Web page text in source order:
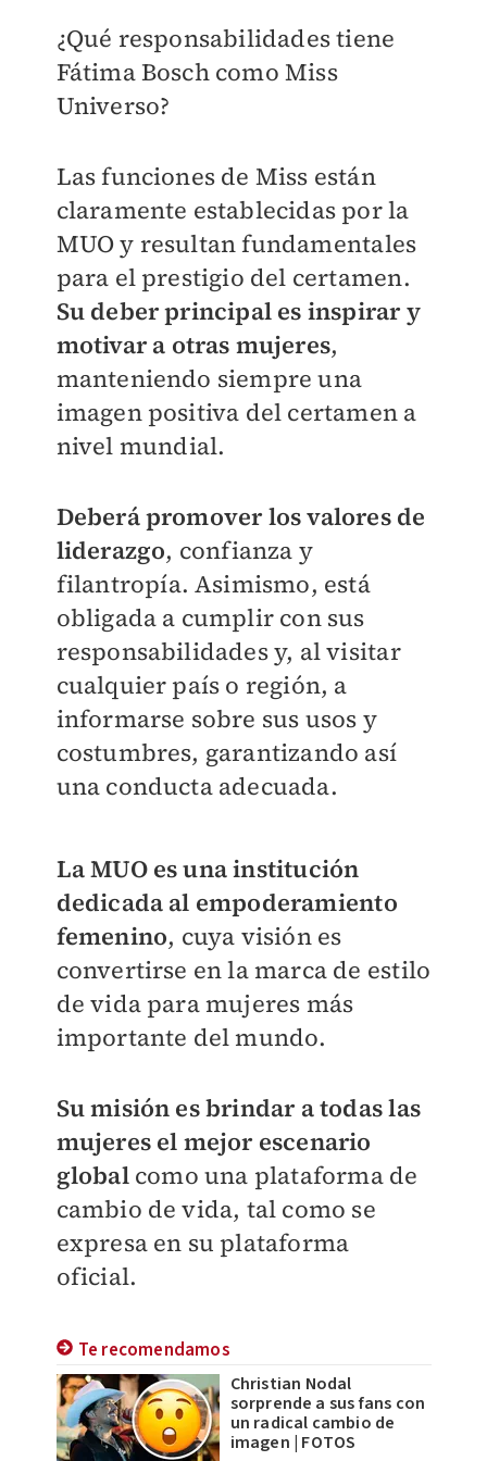
¿Qué responsabilidades tiene
Fátima Bosch como Miss
Universo?
Las funciones de Miss están
claramente establecidas por la
MUO y resultan fundamentales
para el prestigio del certamen.
Su deber principal es inspirar y
motivar a otras mujeres,
manteniendo siempre una
imagen positiva del certamen a
nivel mundial.
Deberá promover los valores de
liderazgo, confianza y
filantropía. Asimismo, está
obligada a cumplir con sus
responsabilidades y, al visitar
cualquier país o región, a
informarse sobre sus usos y
costumbres, garantizando así
una conducta adecuada.
La MUO es una institución
dedicada al empoderamiento
femenino, cuya visión es
convertirse en la marca de estilo
de vida para mujeres más
importante del mundo.
Su misión es brindar a todas las
mujeres el mejor escenario
globalcomo una plataforma de
cambio de vida, tal como se
expresa en su plataforma
oficial.
Te recomendamos
Christian Nodal
sorprende a sus fans con
un radical cambio de
imagen | FOTOS